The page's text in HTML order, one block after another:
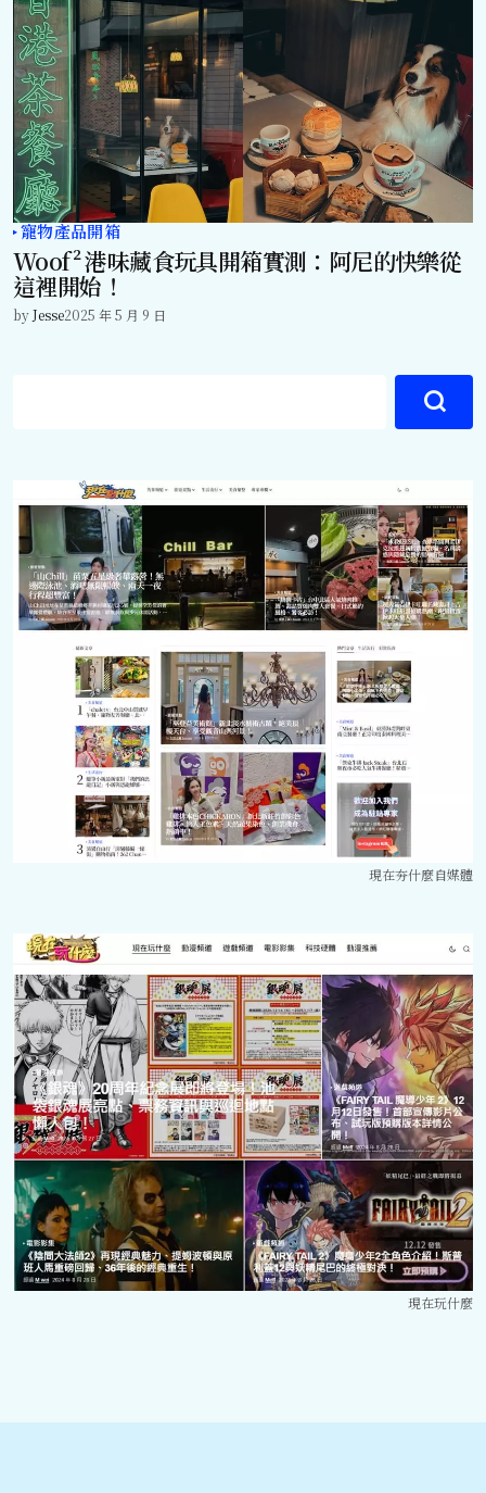
寵物產品開箱
Woof² 港味藏食玩具開箱實測：阿尼的快樂從
這裡開始！
byJesse2025 年 5 月 9 日
現在夯什麼自媒體
現在玩什麼